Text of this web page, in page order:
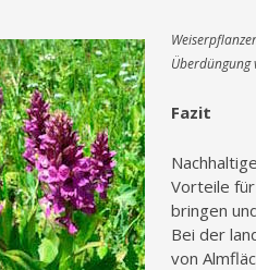
Überdüngung
Fazit
Vorteile
bringen
Bei der
von